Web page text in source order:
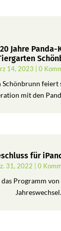
Jahre
14, 2023 | 0
Schönbrunn feiert
mit den
für
31, 2022 | 0
Programm
Jahreswechsel.